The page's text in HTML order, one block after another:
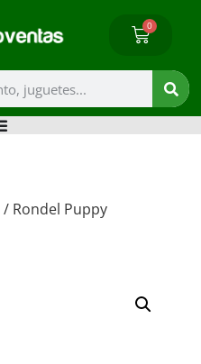
0
/ Rondel Puppy